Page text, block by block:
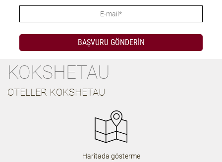
KOKSHETAU
OTELLER KOKSHETAU
Haritada gösterme